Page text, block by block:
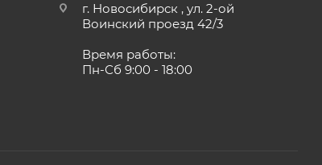
г. Новосибирск , ул. 2-ой
Воинский проезд 42/3
Время работы:
Пн-Сб 9:00 - 18:00